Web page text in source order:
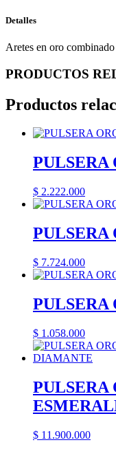
Detalles
Aretes en oro
PRODUCTOS
Productos
$ 2.222.000
PULSERA
$ 7.724.000
$ 1.058.000
$ 11.900.000